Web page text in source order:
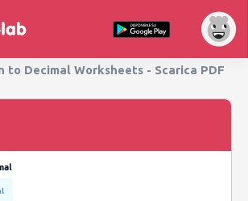
to Decimal Worksheets - Scarica PDF